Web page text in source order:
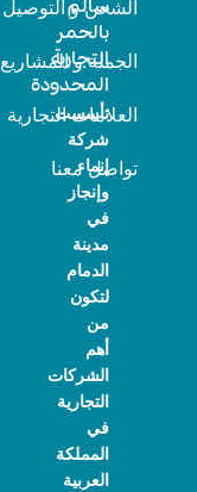
بالحمر
التجارية
المحدودة
تأسست
شركة
إنماء
وإنجاز
في
مدينة
الدمام
لتكون
من
أهم
الشركات
التجارية
في
المملكة
العربية
الشحن و التوصيل
الجملة و المشاريع
العلامات التجارية
تواصل معنا